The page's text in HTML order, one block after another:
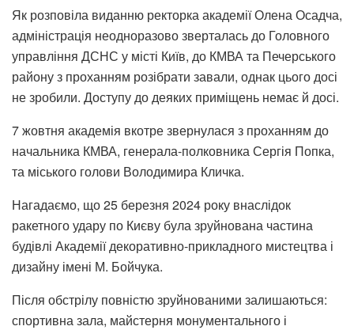
Як розповіла виданню ректорка академії Олена Осадча,
адміністрація неодноразово зверталась до Головного
управління ДСНС у місті Київ, до КМВА та Печерського
району з проханням розібрати завали, однак цього досі
не зробили. Доступу до деяких приміщень немає й досі.
7 жовтня академія вкотре звернулася з проханням до
начальника КМВА, генерала-полковника Сергія Попка,
та міського голови Володимира Кличка.
Нагадаємо, що 25 березня 2024 року внаслідок
ракетного удару по Києву була зруйнована частина
будівлі Академії декоративно-прикладного мистецтва і
дизайну імені М. Бойчука.
Після обстрілу повністю зруйнованими залишаються:
спортивна зала, майстерня монументального і